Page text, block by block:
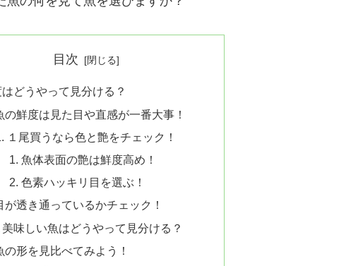
目次
どうやって見分ける？
の鮮度は見た目や直感が一番大事！
１尾買うなら色と艶をチェック！
魚体表面の艶は鮮度高め！
色素ハッキリ目を選ぶ！
が透き通っているかチェック！
美味しい魚はどうやって見分ける？
の形を見比べてみよう！